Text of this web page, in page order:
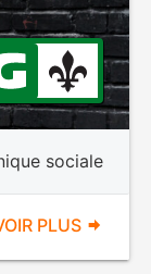
sociale
PLUS